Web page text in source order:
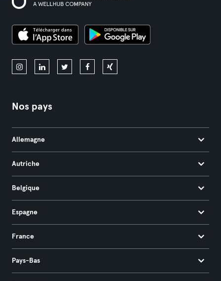
Nos pays
Allemagne
Autriche
Belgique
Espagne
France
Pays-Bas